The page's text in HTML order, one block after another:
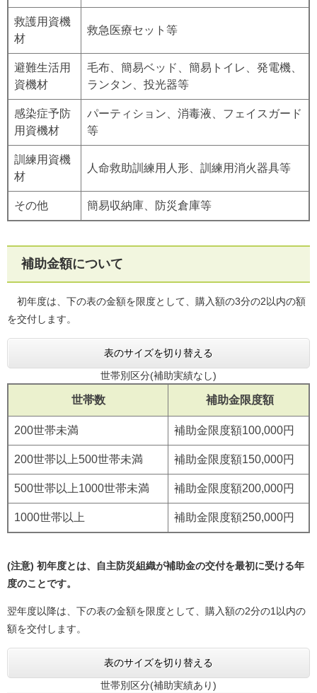
救護用資機
材
救急医療セット等
避難生活用
資機材
毛布、簡易ベッド、簡易トイレ、発電機、
ランタン、投光器等
感染症予防
用資機材
パーティション、消毒液、フェイスガード
等
訓練用資機
材
人命救助訓練用人形、訓練用消火器具等
その他 簡易収納庫、防災倉庫等
補助金額について
初年度は、下の表の金額を限度として、購入額の3分の2以内の額
を交付します。
表のサイズを切り替える
世帯別区分(補助実績なし)
世帯数 補助金限度額
200世帯未満 補助金限度額100,000円
200世帯以上500世帯未満 補助金限度額150,000円
500世帯以上1000世帯未満 補助金限度額200,000円
1000世帯以上 補助金限度額250,000円
(注意) 初年度とは、自主防災組織が補助金の交付を最初に受ける年
度のことです。
翌年度以降は、下の表の金額を限度として、購入額の2分の1以内の
額を交付します。
表のサイズを切り替える
世帯別区分(補助実績あり)